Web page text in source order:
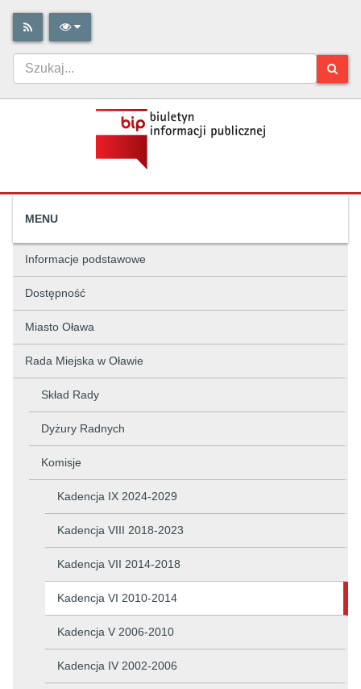
MENU
Informacje podstawowe
Dostępność
Miasto Oława
Rada Miejska w Oławie
Skład Rady
Dyżury Radnych
Komisje
Kadencja IX 2024-2029
Kadencja VIII 2018-2023
Kadencja VII 2014-2018
Kadencja VI 2010-2014
Kadencja V 2006-2010
Kadencja IV 2002-2006